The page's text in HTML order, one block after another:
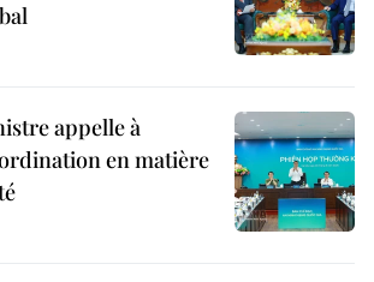
appelle à
en matière